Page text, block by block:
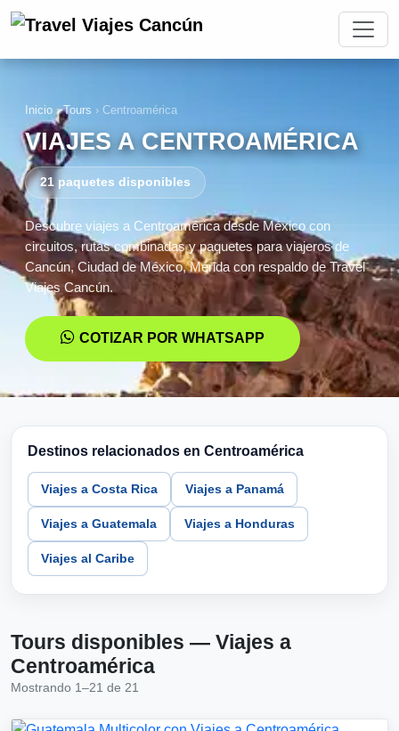
Inicio ›Tours › Centroamérica
VIAJES A CENTROAMÉRICA
21 paquetes disponibles
Descubre viajes a Centroamérica desde México con
circuitos, rutas combinadas y paquetes para viajeros de
Cancún, Ciudad de México, Mérida con respaldo de Travel
Viajes Cancún.
COTIZAR POR WHATSAPP
Destinos relacionados en Centroamérica
Viajes a Costa Rica Viajes a Panamá
Viajes a Guatemala Viajes a Honduras
Viajes al Caribe
Tours disponibles — Viajes a
Centroamérica
Mostrando 1–21 de 21